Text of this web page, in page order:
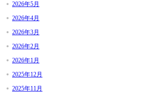
2026年5月
2026年4月
2026年3月
2026年2月
2026年1月
2025年12月
2025年11月